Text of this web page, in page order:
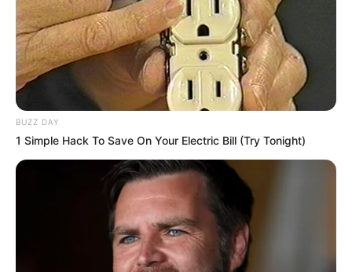
BUZZ DAY
1 Simple Hack To Save On Your Electric Bill (Try Tonight)